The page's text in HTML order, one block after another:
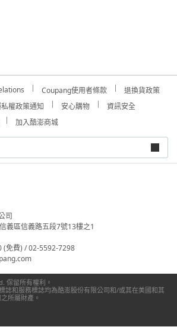
Coupang使用者條款
退換貨政策
權政策通知 安心購物
資訊安全
加入酷澎商城
司
義區信義路五段7號13樓之1
(免費) / 02-5592-7298
保留所有權利。
誌和服務標誌均為酷澎股份有限公司和/或其在美國和其
所屬財產。